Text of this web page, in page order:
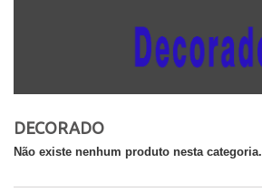
DECORADO
Não existe nenhum produto nesta categoria.